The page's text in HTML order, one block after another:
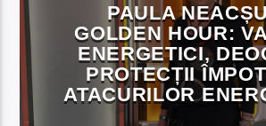
PAULA
GOLDEN HOUR:
ENERGETICI,
PROTECȚII
ATACURILOR